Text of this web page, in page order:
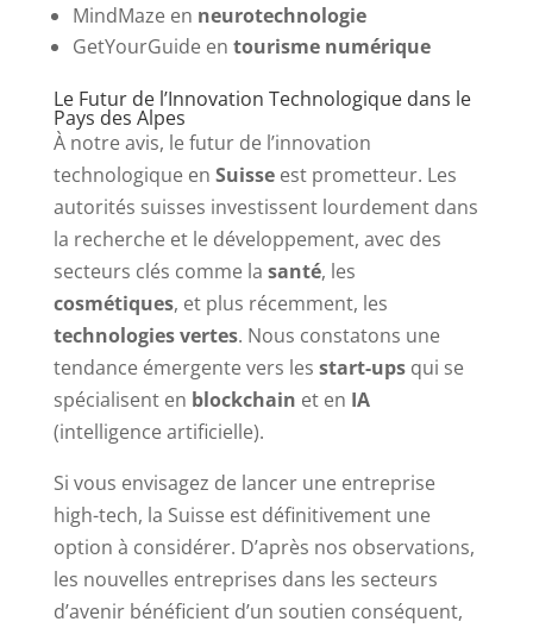
MindMaze en neurotechnologie
GetYourGuide en tourisme numérique
Le Futur de l’Innovation Technologique dans le
Pays des Alpes
À notre avis, le futur de l’innovation
technologique en Suisseest prometteur. Les
autorités suisses investissent lourdement dans
la recherche et le développement, avec des
secteurs clés comme la santé, les
cosmétiques, et plus récemment, les
technologies vertes. Nous constatons une
tendance émergente vers les start-upsqui se
spécialisent en blockchain et en IA
(intelligence artificielle).
Si vous envisagez de lancer une entreprise
high-tech, la Suisse est définitivement une
option à considérer. D’après nos observations,
les nouvelles entreprises dans les secteurs
d’avenir bénéficient d’un soutien conséquent,